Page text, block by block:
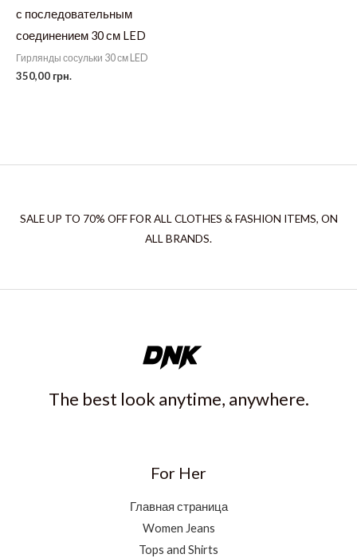
с последовательным
соединением 30 см LED
Гирлянды сосульки 30 см LED
350,00 грн.
SALE UP TO 70% OFF FOR ALL CLOTHES & FASHION ITEMS, ON
ALL BRANDS.
The best look anytime, anywhere.
For Her
Главная страница
Women Jeans
Tops and Shirts